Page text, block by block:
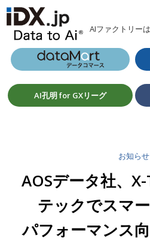
AIファクトリー
AI孔明 for GXリーグ
お知らせ
AOSデータ社、
テックでスマ
パフォーマンス